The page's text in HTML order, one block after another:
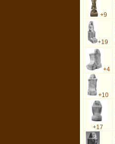
+9
+19
+4
+10
+17